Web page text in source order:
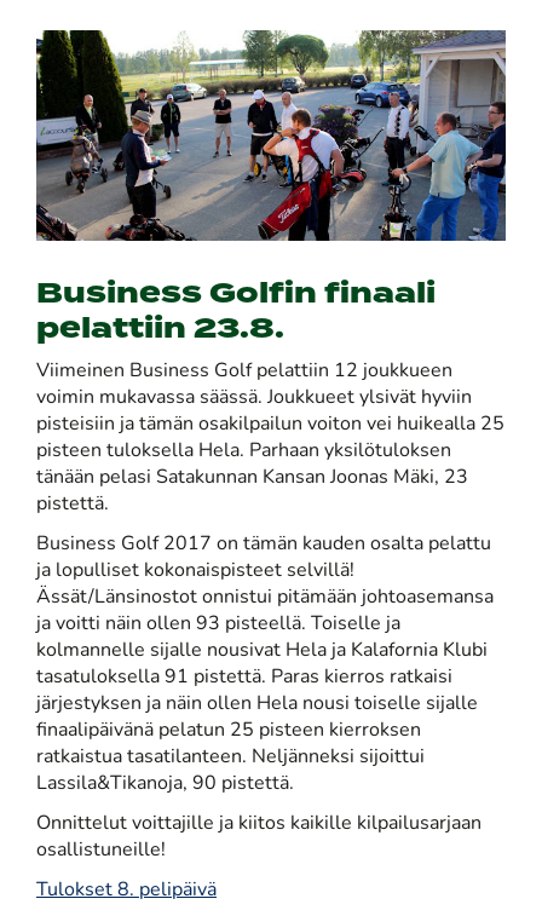
Business Golfin finaali
pelattiin 23.8.
Viimeinen Business Golf pelattiin 12 joukkueen
voimin mukavassa säässä. Joukkueet ylsivät hyviin
pisteisiin ja tämän osakilpailun voiton vei huikealla 25
pisteen tuloksella Hela. Parhaan yksilötuloksen
tänään pelasi Satakunnan Kansan Joonas Mäki, 23
pistettä.
Business Golf 2017 on tämän kauden osalta pelattu
ja lopulliset kokonaispisteet selvillä!
Ässät/Länsinostot onnistui pitämään johtoasemansa
ja voitti näin ollen 93 pisteellä. Toiselle ja
kolmannelle sijalle nousivat Hela ja Kalafornia Klubi
tasatuloksella 91 pistettä. Paras kierros ratkaisi
järjestyksen ja näin ollen Hela nousi toiselle sijalle
finaalipäivänä pelatun 25 pisteen kierroksen
ratkaistua tasatilanteen. Neljänneksi sijoittui
Lassila&Tikanoja, 90 pistettä.
Onnittelut voittajille ja kiitos kaikille kilpailusarjaan
osallistuneille!
Tulokset 8. pelipäivä